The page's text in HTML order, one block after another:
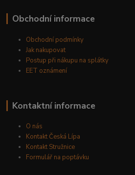
Obchodní informace
Obchodní podmínky
Jak nakupovat
Postup při nákupu na splátky
EET oznámení
Kontaktní informace
O nás
Kontakt Česká Lípa
Kontakt Stružnice
Formulář na poptávku